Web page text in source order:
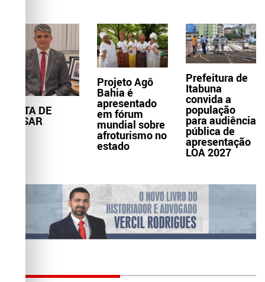
NOTA DE
PESAR
Projeto Agô
Bahia é
apresentado
em fórum
mundial sobre
afroturismo no
estado
Prefeitura de
Itabuna
convida a
população
para audiência
pública de
apresentação
LOA 2027